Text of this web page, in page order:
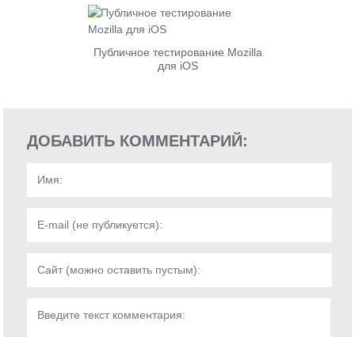
Публичное тестирование Mozilla
для iOS
ДОБАВИТЬ КОММЕНТАРИЙ: